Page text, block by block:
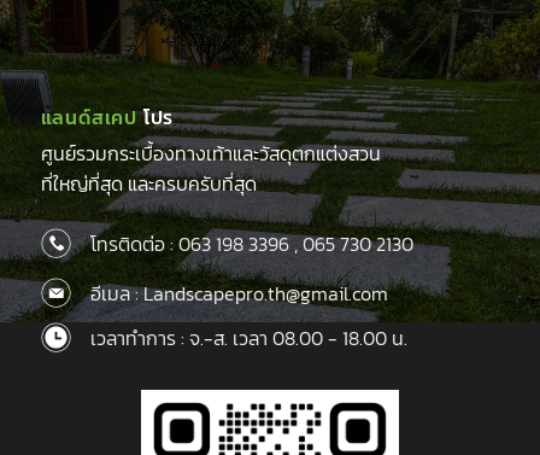
แลนด์สเคปโปร
ศูนย์รวมกระเบื้องทางเท้าและวัสดุตกแต่งสวน
ที่ใหญ่ที่สุด และครบครับที่สุด
โทรติดต่อ :063 198 3396,065 730 2130
อีเมล : Landscapepro.th@gmail.com
เวลาทำการ : จ.-ส. เวลา 08.00 - 18.00 น.